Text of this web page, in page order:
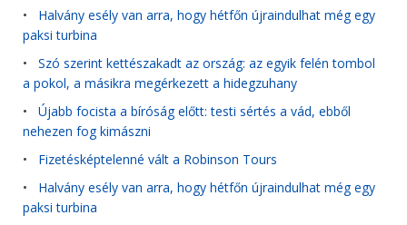
• Halvány esély van arra, hogy hétfőn újraindulhat még egy
paksi turbina
• Szó szerint kettészakadt az ország: az egyik felén tombol
a pokol, a másikra megérkezett a hidegzuhany
• Újabb focista a bíróság előtt: testi sértés a vád, ebből
nehezen fog kimászni
• Fizetésképtelenné vált a Robinson Tours
• Halvány esély van arra, hogy hétfőn újraindulhat még egy
paksi turbina